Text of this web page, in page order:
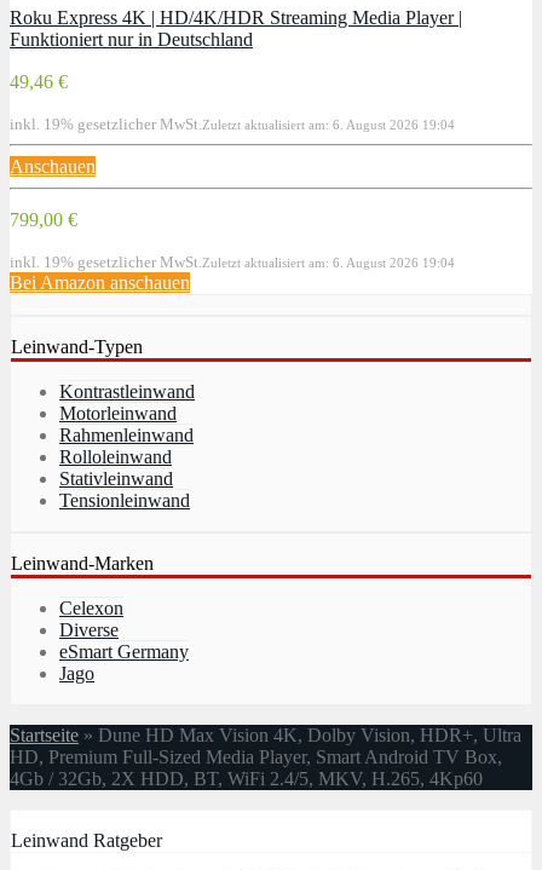
Roku Express 4K | HD/4K/HDR Streaming Media Player |
Funktioniert nur in Deutschland
49,46 €
inkl. 19% gesetzlicher MwSt. Zuletzt aktualisiert am: 6. August 2026 19:04
Anschauen
799,00 €
inkl. 19% gesetzlicher MwSt. Zuletzt aktualisiert am: 6. August 2026 19:04
Bei Amazon anschauen
Leinwand-Typen
Kontrastleinwand
Motorleinwand
Rahmenleinwand
Rolloleinwand
Stativleinwand
Tensionleinwand
Leinwand-Marken
Celexon
Diverse
eSmart Germany
Jago
Startseite » Dune HD Max Vision 4K, Dolby Vision, HDR+, Ultra
HD, Premium Full-Sized Media Player, Smart Android TV Box,
4Gb / 32Gb, 2X HDD, BT, WiFi 2.4/5, MKV, H.265, 4Kp60
Leinwand Ratgeber